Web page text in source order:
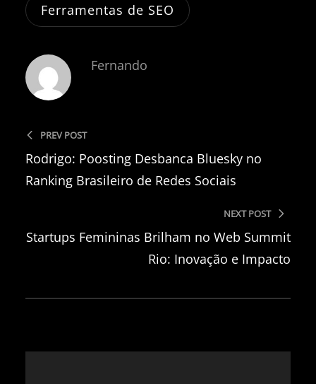
Ferramentas de SEO
Fernando
PREV POST
Rodrigo: Poosting Desbanca Bluesky no
Ranking Brasileiro de Redes Sociais
NEXT POST
Startups Femininas Brilham no Web Summit
Rio: Inovação e Impacto